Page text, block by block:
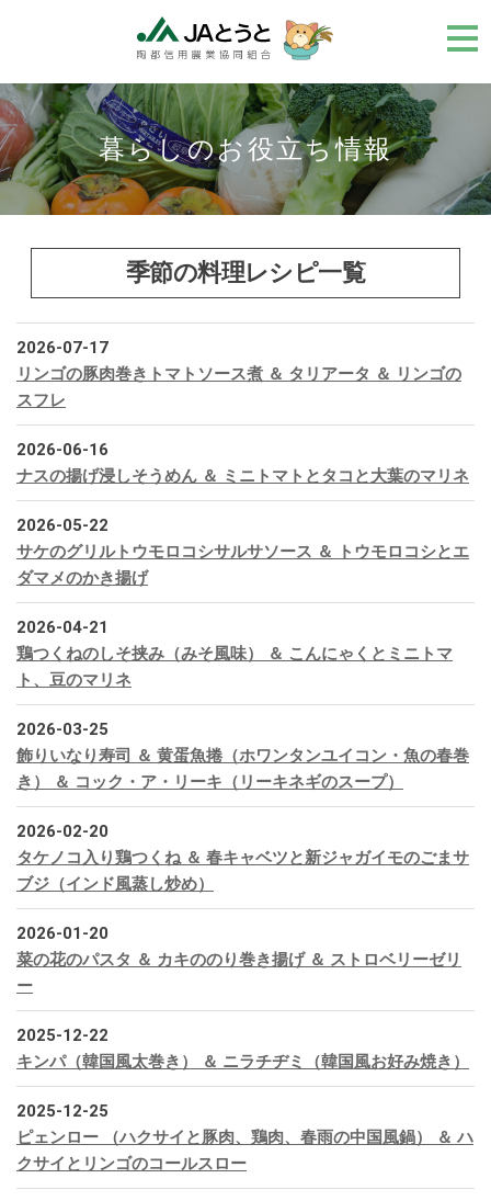
メ
ニ
暮らしのお役立ち情報
季節の料理レシピ一覧
2026-07-17
リンゴの豚肉巻きトマトソース煮 ＆ タリアータ ＆ リンゴの
スフレ
2026-06-16
ナスの揚げ浸しそうめん ＆ ミニトマトとタコと大葉のマリネ
2026-05-22
サケのグリルトウモロコシサルサソース ＆ トウモロコシとエ
ダマメのかき揚げ
2026-04-21
鶏つくねのしそ挟み（みそ風味） ＆ こんにゃくとミニトマ
ト、豆のマリネ
2026-03-25
飾りいなり寿司 ＆ 黄蛋魚捲（ホワンタンユイコン・魚の春巻
き） ＆ コック・ア・リーキ（リーキネギのスープ）
2026-02-20
タケノコ入り鶏つくね ＆ 春キャベツと新ジャガイモのごまサ
ブジ（インド風蒸し炒め）
2026-01-20
菜の花のパスタ ＆ カキののり巻き揚げ ＆ ストロベリーゼリ
ー
2025-12-22
キンパ（韓国風太巻き） ＆ ニラチヂミ（韓国風お好み焼き）
2025-12-25
ピェンロー （ハクサイと豚肉、鶏肉、春雨の中国風鍋） ＆ ハ
クサイとリンゴのコールスロー